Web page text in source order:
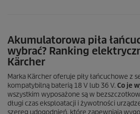
Akumulatorowa piła
wybrać? Ranking
Kärcher
Marka Kärcher oferuje piły łańcuchowe z
kompatybilną baterią 18 V lub 36 V.Co je
wszystkim wyposażone są w
długi czas eksploatacji i żywotności
szereg udogodnień, które zapewniają